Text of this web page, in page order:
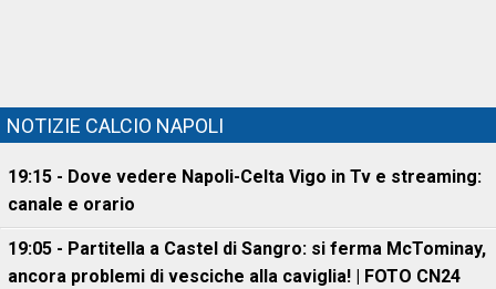
NOTIZIE CALCIO NAPOLI
19:15 - Dove vedere Napoli-Celta Vigo in Tv e streaming:
canale e orario
19:05 - Partitella a Castel di Sangro: si ferma McTominay,
ancora problemi di vesciche alla caviglia! | FOTO CN24